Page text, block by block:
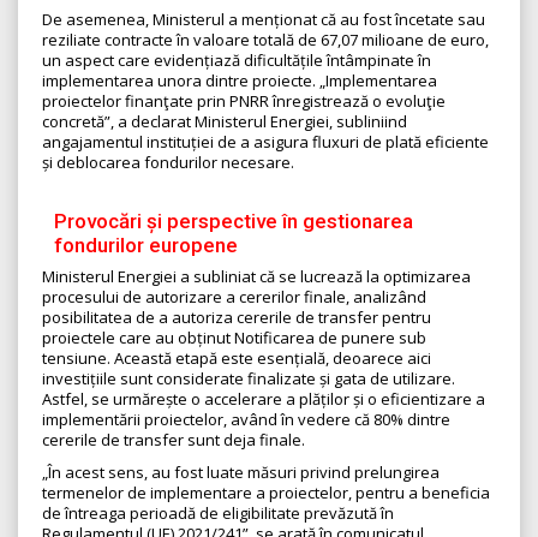
De asemenea, Ministerul a menționat că au fost încetate sau
reziliate contracte în valoare totală de 67,07 milioane de euro,
un aspect care evidențiază dificultățile întâmpinate în
implementarea unora dintre proiecte. „Implementarea
proiectelor finanţate prin PNRR înregistrează o evoluţie
concretă”, a declarat Ministerul Energiei, subliniind
angajamentul instituției de a asigura fluxuri de plată eficiente
și deblocarea fondurilor necesare.
Provocări și perspective în gestionarea
fondurilor europene
Ministerul Energiei a subliniat că se lucrează la optimizarea
procesului de autorizare a cererilor finale, analizând
posibilitatea de a autoriza cererile de transfer pentru
proiectele care au obținut Notificarea de punere sub
tensiune. Această etapă este esențială, deoarece aici
investițiile sunt considerate finalizate și gata de utilizare.
Astfel, se urmărește o accelerare a plăților și o eficientizare a
implementării proiectelor, având în vedere că 80% dintre
cererile de transfer sunt deja finale.
„În acest sens, au fost luate măsuri privind prelungirea
termenelor de implementare a proiectelor, pentru a beneficia
de întreaga perioadă de eligibilitate prevăzută în